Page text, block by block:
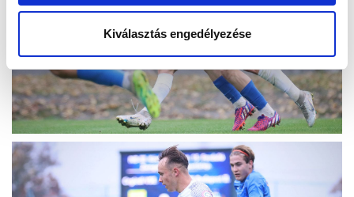
Kiválasztás engedélyezése